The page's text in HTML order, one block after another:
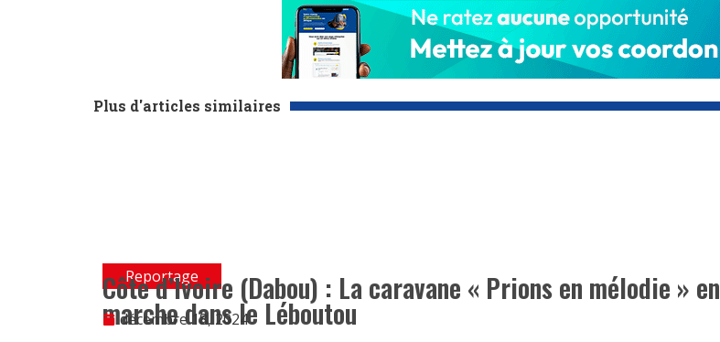
Plus d'articles similaires
Reportage
Côte d’Ivoire (Dabou) : La caravane « Prions en mélodie » en
marche dans le Léboutou
décembre 18, 2024